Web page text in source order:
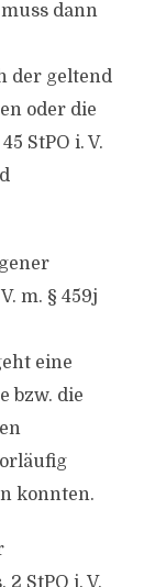
dann
der geltend
oder die
StPO i. V.
m. § 459j
eine
bzw. die
konnten.
StPO i. V.